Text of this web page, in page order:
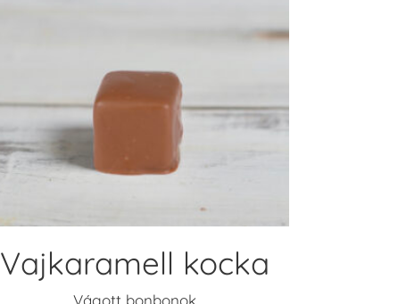
KOSÁRBA TESZEM
Vajkaramell kocka
Vágott bonbonok